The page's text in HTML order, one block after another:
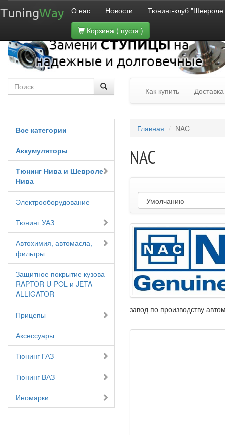
TuningWay О нас Новости
Тюнинг-клуб
Корзина ( пуста )
Как купить Доставка
Все категории
Аккумуляторы
Тюнинг Нива и Шевроле
Нива
Электрооборудование
Тюнинг УАЗ
Автохимия, автомасла,
фильтры
Защитное покрытие кузова
RAPTOR U-POL и JETA
ALLIGATOR
Прицепы
Аксессуары
Тюнинг ГАЗ
Тюнинг ВАЗ
Иномарки
Главная NAC
NAC
завод по производству